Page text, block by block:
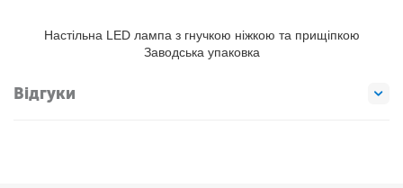
Настільна LED лампа з гнучкою ніжкою та прищіпкою
Заводська упаковка
Відгуки